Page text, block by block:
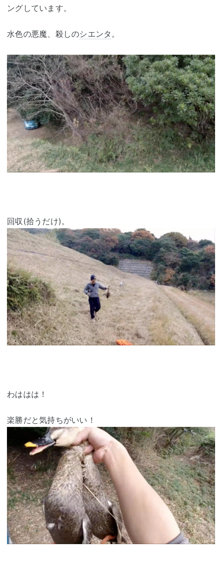
ングしています。
水色の悪魔、殺しのシエンタ 。
回収(拾うだけ)。
わははは！
楽勝だと気持ちがいい！